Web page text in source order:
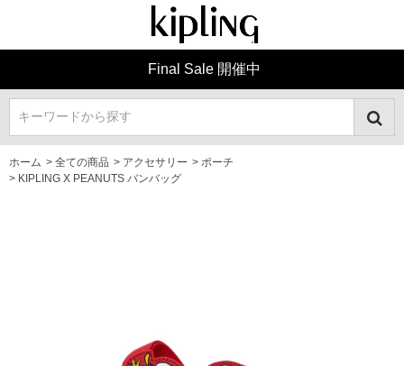
Final Sale 開催中
キーワードから探す
ホーム > 全ての商品 > アクセサリー > ポーチ
> KIPLING X PEANUTS バンバッグ